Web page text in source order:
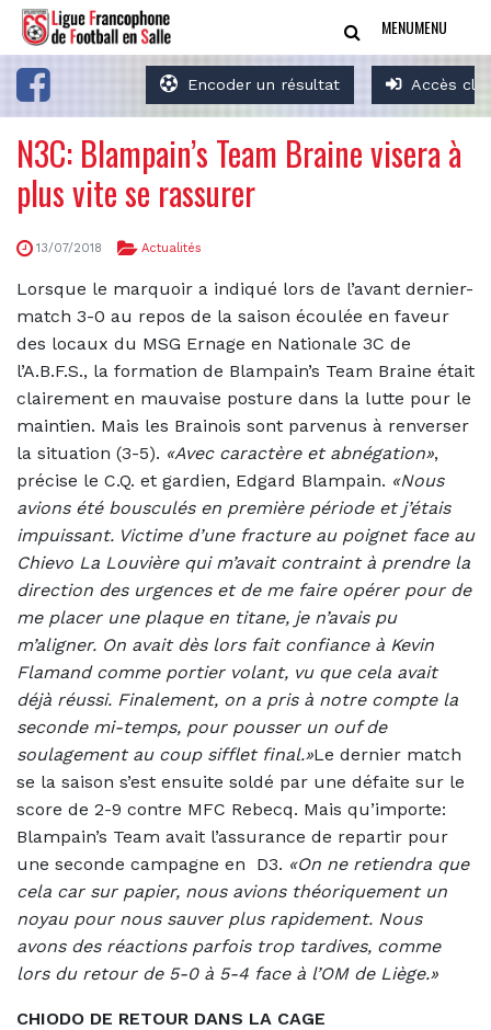
Encoder un résultat Accès
MENUMENU
N3C: Blampain’s Team Braine visera à
plus vite se rassurer
13/07/2018 Actualités
Lorsque le marquoir a indiqué lors de l’avant dernier-
match 3-0 au repos de la saison écoulée en faveur
des locaux du MSG Ernage en Nationale 3C de
l’A.B.F.S., la formation de Blampain’s Team Braine était
clairement en mauvaise posture dans la lutte pour le
maintien. Mais les Brainois sont parvenus à renverser
la situation (3-5). «Avec caractère et abnégation»,
précise le C.Q. et gardien, Edgard Blampain. «Nous
avions été bousculés en première période et j’étais
impuissant. Victime d’une fracture au poignet face au
Chievo La Louvière qui m’avait contraint à prendre la
direction des urgences et de me faire opérer pour de
me placer une plaque en titane, je n’avais pu
m’aligner. On avait dès lors fait confiance à Kevin
Flamand comme portier volant, vu que cela avait
déjà réussi. Finalement, on a pris à notre compte la
seconde mi-temps, pour pousser un ouf de
soulagement au coup sifflet final.»Le dernier match
se la saison s’est ensuite soldé par une défaite sur le
score de 2-9 contre MFC Rebecq. Mais qu’importe:
Blampain’s Team avait l’assurance de repartir pour
une seconde campagne en
D3. «On ne retiendra que
cela car sur papier, nous avions théoriquement un
noyau pour nous sauver plus rapidement. Nous
avons des réactions parfois trop tardives, comme
lors du retour de 5-0 à 5-4 face à l’OM de Liège.»
CHIODO DE RETOUR DANS LA CAGE